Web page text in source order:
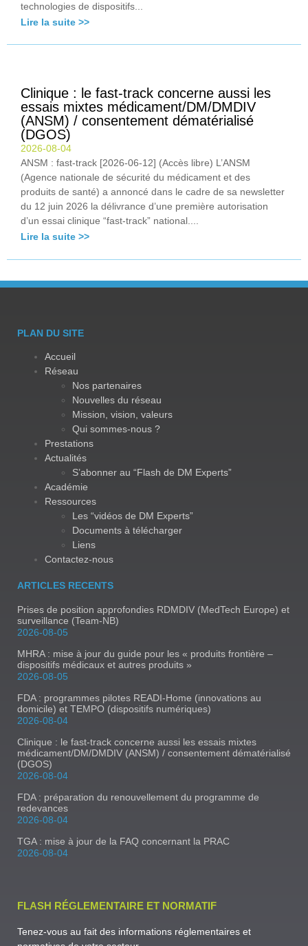
technologies de dispositifs...
Lire la suite >>
Clinique : le fast-track concerne aussi les
essais mixtes médicament/DM/DMDIV
(ANSM) / consentement dématérialisé
(DGOS)
2026-08-04
ANSM : fast-track [2026-06-12] (Accès libre) L’ANSM
(Agence nationale de sécurité du médicament et des
produits de santé) a annoncé dans le cadre de sa newsletter
du 12 juin 2026 la délivrance d’une première autorisation
d’un essai clinique “fast-track” national....
Lire la suite >>
PLAN DU SITE
Accueil
Réseau
Nos partenaires
Nouvelles du réseau
Mission, vision, valeurs
Qui sommes-nous ?
Prestations
Actualités
S’abonner au “Flash de DM Experts”
Académie
Ressources
Les “vidéos de DM Experts”
Documents à télécharger
Liens
Contactez-nous
ARTICLES RECENTS
Prises de position approfondies RDMDIV (MedTech Europe) et
surveillance (Team-NB)
2026-08-05
MHRA : mise à jour du guide pour les « produits frontière –
dispositifs médicaux et autres produits »
2026-08-05
FDA : programmes pilotes READI-Home (innovations au
domicile) et TEMPO (dispositifs numériques)
2026-08-04
Clinique : le fast-track concerne aussi les essais mixtes
médicament/DM/DMDIV (ANSM) / consentement dématérialisé
(DGOS)
2026-08-04
FDA : préparation du renouvellement du programme de
redevances
2026-08-04
TGA : mise à jour de la FAQ concernant la PRAC
2026-08-04
FLASH RÉGLEMENTAIRE ET NORMATIF
Tenez-vous au fait des informations réglementaires et